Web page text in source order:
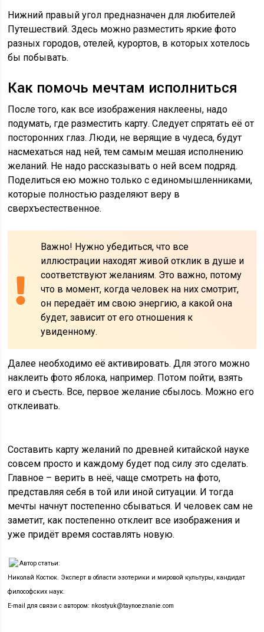
Нижний правый угол предназначен для любителей
Путешествий. Здесь можно разместить яркие фото
разных городов, отелей, курортов, в которых хотелось
бы побывать.
Как помочь мечтам исполниться
После того, как все изображения наклеены, надо
подумать, где разместить карту. Следует спрятать её от
посторонних глаз. Люди, не верящие в чудеса, будут
насмехаться над ней, тем самым мешая исполнению
желаний. Не надо рассказывать о ней всем подряд.
Поделиться ею можно только с единомышленниками,
которые полностью разделяют веру в
сверхъестественное.
Важно! Нужно убедиться, что все
иллюстрации находят живой отклик в душе и
соответствуют желаниям. Это важно, потому
что в момент, когда человек на них смотрит,
он передаёт им свою энергию, а какой она
будет, зависит от его отношения к
увиденному.
Далее необходимо её активировать. Для этого можно
наклеить фото яблока, например. Потом пойти, взять
его и съесть. Все, первое желание сбылось. Можно его
отклеивать.
Составить карту желаний по древней китайской науке
совсем просто и каждому будет под силу это сделать.
Главное – верить в неё, чаще смотреть на фото,
представляя себя в той или иной ситуации. И тогда
мечты начнут постепенно сбываться. И человек сам не
заметит, как постепенно отклеит все изображения и
уже придёт время составлять новую.
Автор статьи:
Николай Костюк. Эксперт в области эзотерики и мировой культуры, кандидат
философских наук.
E-mail для связи с автором: nkostyuk@taynoeznanie.com